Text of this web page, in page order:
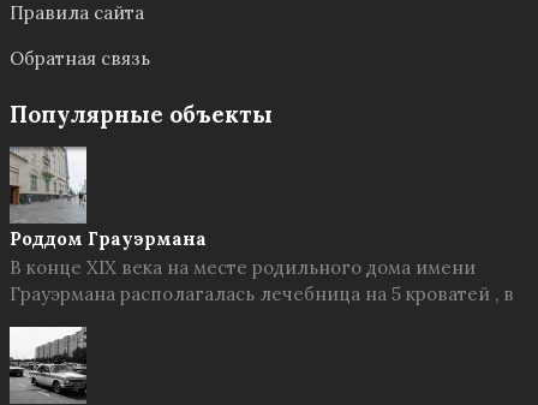
Правила сайта
Обратная связь
Популярные объекты
Роддом Грауэрмана
В конце XIX века на месте родильного дома имени
Грауэрмана располагалась лечебница на 5 кроватей , в